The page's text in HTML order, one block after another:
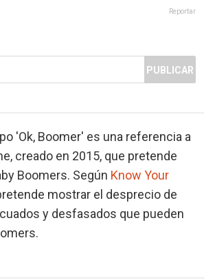
Reportar
PUBLICAR
'Ok, Boomer' es una referencia a
creado en 2015, que pretende
Boomers. Según Know Your
mostrar el desprecio de
y desfasados que pueden